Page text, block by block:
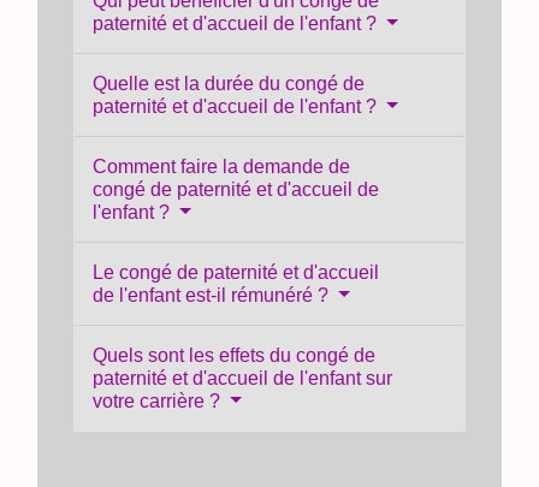
paternité et d'accueil de l'enfant ?
Quelle est la durée du congé de
paternité et d'accueil de l'enfant ?
Comment faire la demande de
congé de paternité et d'accueil de
l'enfant ?
Le congé de paternité et d'accueil
de l'enfant est-il rémunéré ?
Quels sont les effets du congé de
paternité et d'accueil de l'enfant sur
votre carrière ?